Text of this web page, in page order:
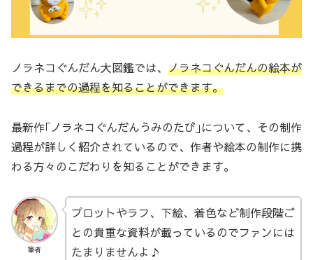
ノラネコぐんだん大図鑑では、 ノラネコぐんだんの絵本が
できるまでの過程を知ることができます。
最新作｢ノラネコぐんだんうみのたび｣について、その制作
過程が詳しく紹介されているので、作者や絵本の制作に携
わる方々のこだわりを知ることができます。
筆者
プロットやラフ、下絵、着色など制作段階ご
との貴重な資料が載っているのでファンには
たまりませんよ♪